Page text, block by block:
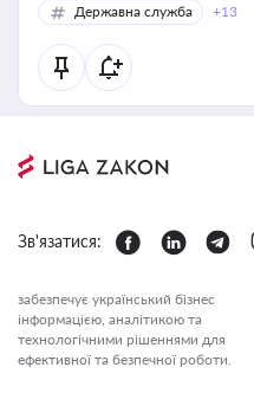
Державна служба
+13
Зв'язатися:
забезпечує український бізнес
інформацією, аналітикою та
технологічними рішеннями для
ефективної та безпечної роботи.